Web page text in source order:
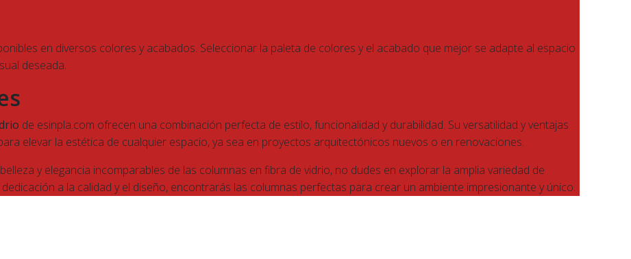
en diversos colores y acabados. Seleccionar la paleta de colores y el acabado que mejor se adapte al espacio
deseada.
de esinpla.com ofrecen una combinación perfecta de estilo, funcionalidad y durabilidad. Su versatilidad y ventajas
elevar la estética de cualquier espacio, ya sea en proyectos arquitectónicos nuevos o en renovaciones.
y elegancia incomparables de las columnas en fibra de vidrio, no dudes en explorar la amplia variedad de
a la calidad y el diseño, encontrarás las columnas perfectas para crear un ambiente impresionante y único.